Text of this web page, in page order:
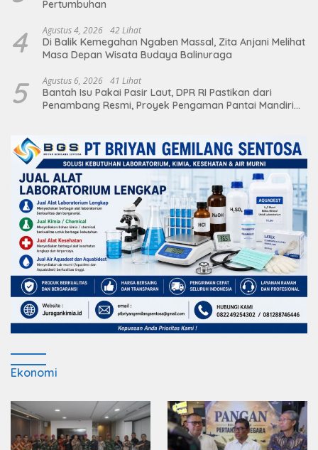
Pertumbuhan
4 Agustus 4, 2026 42 Lihat
Di Balik Kemegahan Ngaben Massal, Zita Anjani Melihat
Masa Depan Wisata Budaya Balinuraga
5 Agustus 6, 2026 41 Lihat
Bantah Isu Pakai Pasir Laut, DPR RI Pastikan dari
Penambang Resmi, Proyek Pengaman Pantai Mandiri
Ekonomi